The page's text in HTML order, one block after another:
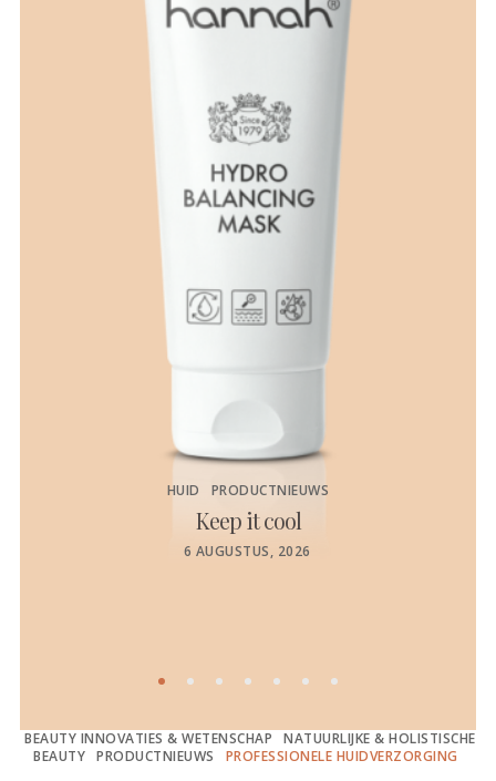
HUID PRODUCTNIEUWS
Keep it cool
POSTED
6 AUGUSTUS, 2026
BEAUTY INNOVATIES & WETENSCHAP
NATUURLIJKE & HOLISTISCHE
BEAUTY
PRODUCTNIEUWS PROFESSIONELE HUIDVERZORGING